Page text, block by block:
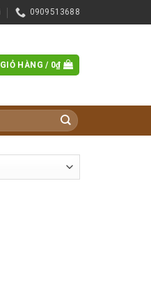
0909513688
GIỎ HÀNG / 0₫